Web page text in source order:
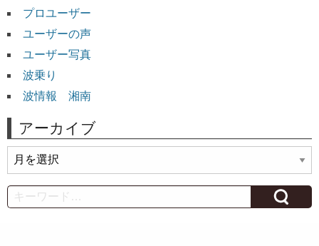
プロユーザー
ユーザーの声
ユーザー写真
波乗り
波情報 湘南
アーカイブ
ー
カ
イ
Search